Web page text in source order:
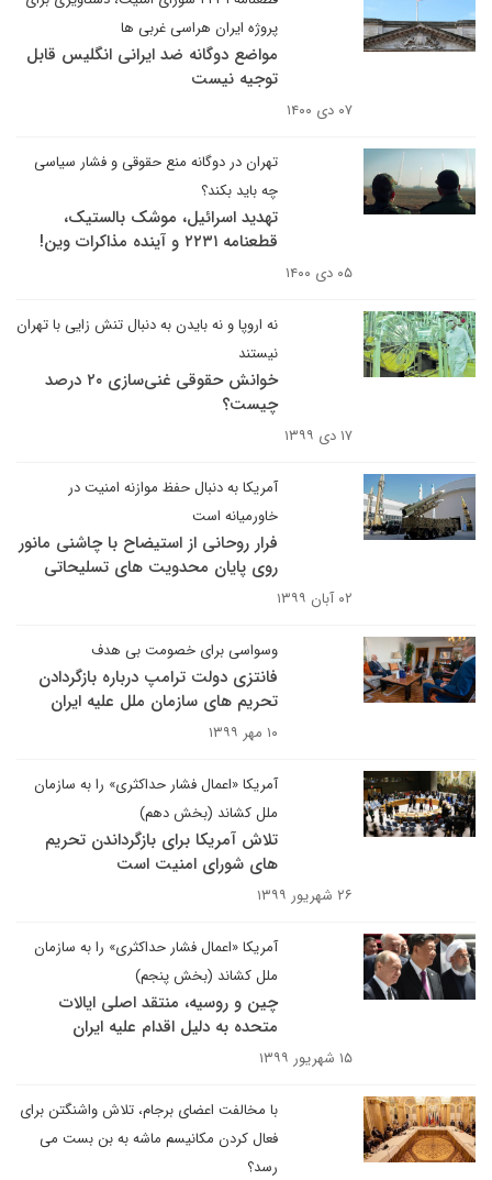
پروژه ایران هراسی غربی ها
مواضع دوگانه ضد ایرانی انگلیس قابل
توجیه نیست
۰۷ دی ۱۴۰۰
تهران در دوگانه منع حقوقی و فشار سیاسی
چه باید بکند؟
تهدید اسرائیل، موشک بالستیک،
قطعنامه ۲۲۳۱ و آینده مذاکرات وین!
۰۵ دی ۱۴۰۰
نه اروپا و نه بایدن به دنبال تنش زایی با تهران
نیستند
خوانش حقوقی غنی‌سازی ۲۰ درصد
چیست؟
۱۷ دی ۱۳۹۹
آمریکا به دنبال حفظ موازنه امنیت در
خاورمیانه است
فرار روحانی از استیضاح با چاشنی مانور
روی پایان محدویت های تسلیحاتی
۰۲ آبان ۱۳۹۹
وسواسی برای خصومت بی هدف
فانتزی دولت ترامپ درباره بازگردادن
تحریم های سازمان ملل علیه ایران
۱۰ مهر ۱۳۹۹
آمریکا «اعمال فشار حداکثری» را به سازمان
ملل کشاند (بخش دهم)
تلاش آمریکا برای بازگرداندن تحریم
های شورای امنیت است
۲۶ شهریور ۱۳۹۹
آمریکا «اعمال فشار حداکثری» را به سازمان
ملل کشاند (بخش پنجم)
چین و روسیه، منتقد اصلی ایالات
متحده به دلیل اقدام علیه ایران
۱۵ شهریور ۱۳۹۹
با مخالفت اعضای برجام، تلاش واشنگتن برای
فعال کردن مکانیسم ماشه به بن بست می
رسد؟